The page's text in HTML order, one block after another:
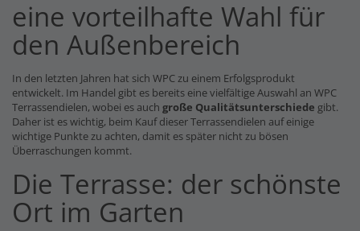
eine vorteilhafte Wahl für
den Außenbereich
In den letzten Jahren hat sich WPC zu einem Erfolgsprodukt
entwickelt. Im Handel gibt es bereits eine vielfältige Auswahl an WPC
Terrassendielen, wobei es auch große Qualitätsunterschiede gibt.
Daher ist es wichtig, beim Kauf dieser Terrassendielen auf einige
wichtige Punkte zu achten, damit es später nicht zu bösen
Überraschungen kommt.
Die Terrasse: der schönste
Ort im Garten